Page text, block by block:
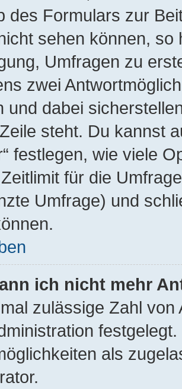
des Formulars zur
sehen können,
Umfragen zu
zwei
und dabei
steht. Du kannst
festlegen, wie viele
für die
Umfrage) und
ich nicht mehr
zulässige Zahl
als